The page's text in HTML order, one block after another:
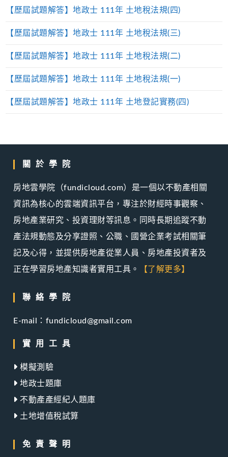
【歷屆試題解答】地政士 111年 土地稅法規(四)
【歷屆試題解答】地政士 111年 土地稅法規(三)
【歷屆試題解答】地政士 111年 土地稅法規(二)
【歷屆試題解答】地政士 111年 土地稅法規(一)
【歷屆試題解答】地政士 111年 土地登記實務(四)
關於學院
房地雲學院（fundicloud.com）是一個以不動產相關
資訊為核心的雲端資訊平台，專注於財經時事觀察、
房地產業研究、投資理財等訊息。同時長期追蹤不動
產法規動態及分享證照、公職、國營企業考試相關筆
記及心得，並提供房地產從業人員、房地產投資者及
正在學習房地產知識者實用工具。
【了解更多】
聯絡學院
E-mail：fundicloud@gmail.com
實用工具
模擬測驗
地政士題庫
不動產產經紀人題庫
土地增值稅試算
免責聲明